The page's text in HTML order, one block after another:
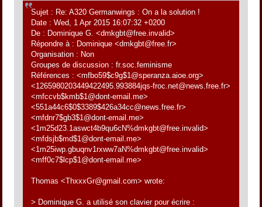
Sujet : Re: A320 Germanwings : On a la solution !
Date : Wed, 1 Apr 2015 16:07:32 +0200
De : Dominique G. <dmkgbt@free.invalid>
Répondre à : Dominique <dmkgbt@free.fr>
Organisation : Non
Groupes de discussion : fr.soc.feminisme
Références : <mfbo59$c9g$1@speranza.aioe.org>
<1265980203449422495.993884jqs-froc.net@news.free.fr>
<mfccvb$kmb$1@dont-email.me>
<551a44c6$0$3389$426a34cc@news.free.fr>
<mfdnr7$gb3$1@dont-email.me>
<1m25d23.1aswct4b9qu6cN%dmkgbt@free.invalid>
<mfdsjb$md$1@dont-email.me>
<1m25iwp.gbuqnv1rxww7aN%dmkgbt@free.invalid>
<mff0c7$lcp$1@dont-email.me>
Thomas <ThxxxGr@gmail.com> wrote:
> Dominique G. a utilisé son clavier pour écrire :